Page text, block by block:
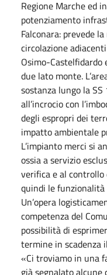
Regione Marche ed
potenziamento
Falconara: prevede
circolazione
Osimo-
due lato monte.
sostanza lungo la
all’incrocio con
degli espropri dei
impatto ambientale
L’impianto merci si
ossia a servizio
verifica e al controllo
quindi le
Un’opera
competenza del
possibilità di
termine in scadenza
«Ci troviamo in una
già segnalato